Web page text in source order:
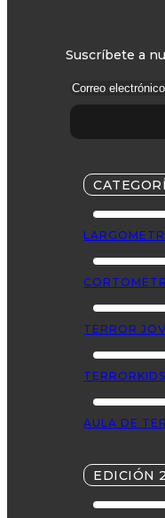
Suscríbete a
TERROR
TERRORKIDS
AULA DE
EDICIÓN